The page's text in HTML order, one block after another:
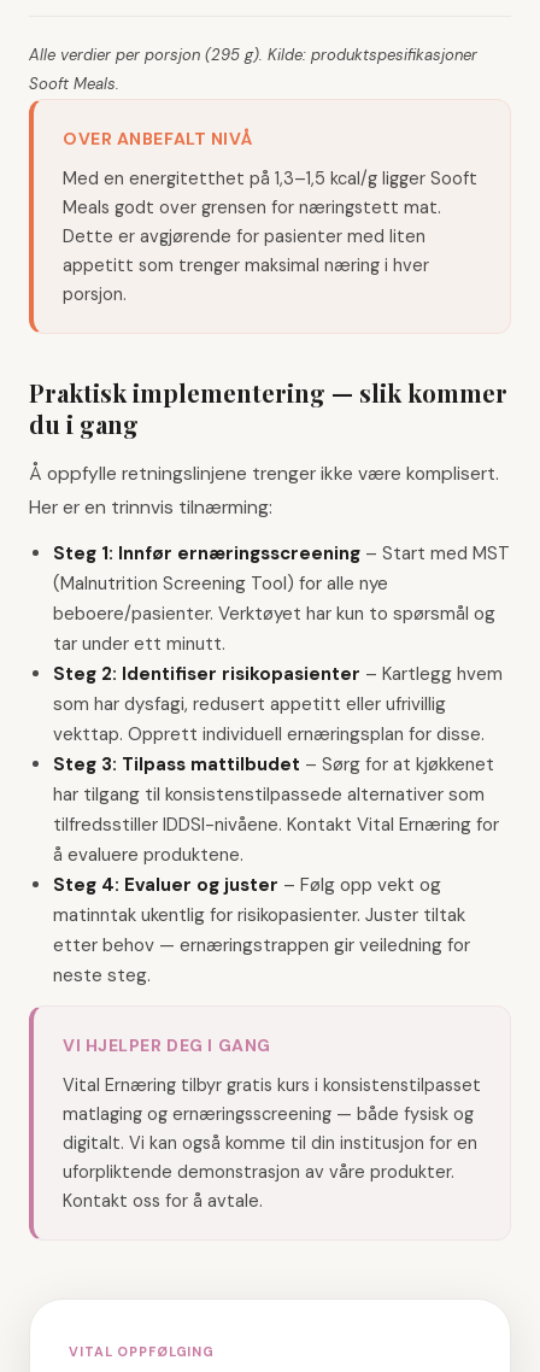
Alle verdier per porsjon (295 g). Kilde: produktspesifikasjoner
Sooft Meals.
OVER ANBEFALT NIVÅ
Med en energitetthet på 1,3–1,5 kcal/g ligger Sooft
Meals godt over grensen for næringstett mat.
Dette er avgjørende for pasienter med liten
appetitt som trenger maksimal næring i hver
porsjon.
Praktisk implementering — slik kommer
du i gang
Å oppfylle retningslinjene trenger ikke være komplisert.
Her er en trinnvis tilnærming:
Steg 1: Innfør ernæringsscreening – Start med MST
(Malnutrition Screening Tool) for alle nye
beboere/pasienter. Verktøyet har kun to spørsmål og
tar under ett minutt.
Steg 2: Identifiser risikopasienter – Kartlegg hvem
som har dysfagi, redusert appetitt eller ufrivillig
vekttap. Opprett individuell ernæringsplan for disse.
Steg 3: Tilpass mattilbudet – Sørg for at kjøkkenet
har tilgang til konsistenstilpassede alternativer som
tilfredsstiller IDDSI-nivåene. Kontakt Vital Ernæring for
å evaluere produktene.
Steg 4: Evaluer og juster – Følg opp vekt og
matinntak ukentlig for risikopasienter. Juster tiltak
etter behov — ernæringstrappen gir veiledning for
neste steg.
VI HJELPER DEG I GANG
Vital Ernæring tilbyr gratis kurs i konsistenstilpasset
matlaging og ernæringsscreening — både fysisk og
digitalt. Vi kan også komme til din institusjon for en
uforpliktende demonstrasjon av våre produkter.
Kontakt oss for å avtale.
VITAL OPPFØLGING